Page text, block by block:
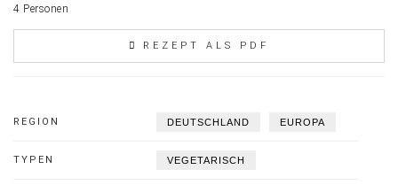
4 Personen
REZEPT ALS PDF
REGION DEUTSCHLAND EUROPA
TYPEN VEGETARISCH